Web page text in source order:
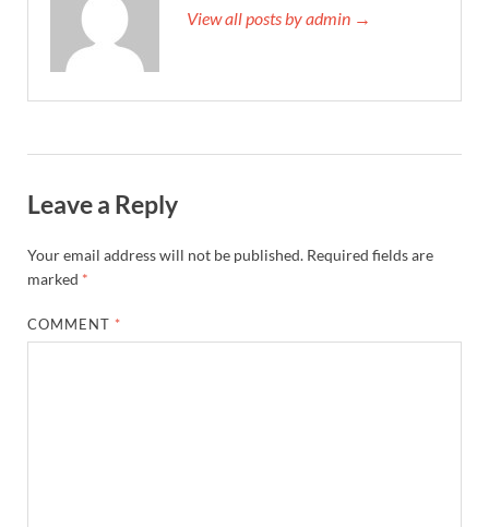
View all posts by admin →
Leave a Reply
Your email address will not be published. Required fields are
marked *
COMMENT *